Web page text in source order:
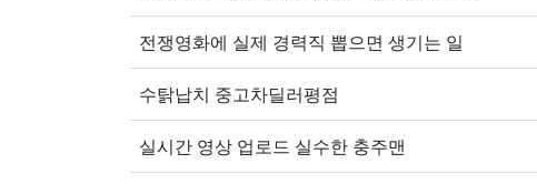
전쟁영화에 실제 경력직 뽑으면 생기는 일
수탉납치 중고차딜러평점
실시간 영상 업로드 실수한 충주맨